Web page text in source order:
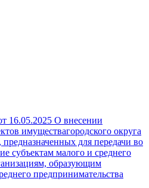
16.05.2025 О внесении
имуществагородского округа
для передачи во
субъектам малого и среднего
образующим
предпринимательства